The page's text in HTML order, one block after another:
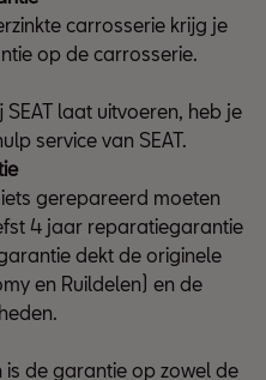
carrosserie krijg je
op de carrosserie.
laat uitvoeren, heb je
service van SEAT.
gerepareerd moeten
4 jaar reparatiegarantie
dekt de originele
en Ruildelen) en de
is de garantie op zowel de